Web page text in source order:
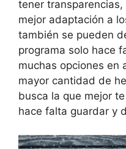
tener
mejor adaptación a
también se pueden
programa solo hace
muchas opciones en
mayor cantidad de
busca la que mejor
hace falta guardar y